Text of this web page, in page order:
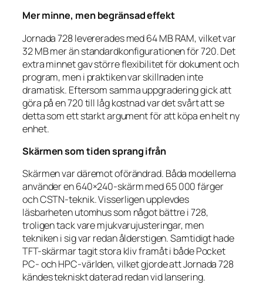
Mer minne, men begränsad effekt
Jornada 728 levererades med 64 MB RAM, vilket var
32 MB mer än standardkonfigurationen för 720. Det
extra minnet gav större flexibilitet för dokument och
program, men i praktiken var skillnaden inte
dramatisk. Eftersom samma uppgradering gick att
göra på en 720 till låg kostnad var det svårt att se
detta som ett starkt argument för att köpa en helt ny
enhet.
Skärmen som tiden sprang ifrån
Skärmen var däremot oförändrad. Båda modellerna
använder en 640×240-skärm med 65 000 färger
och CSTN-teknik. Visserligen upplevdes
läsbarheten utomhus som något bättre i 728,
troligen tack vare mjukvarujusteringar, men
tekniken i sig var redan ålderstigen. Samtidigt hade
TFT-skärmar tagit stora kliv framåt i både Pocket
PC- och HPC-världen, vilket gjorde att Jornada 728
kändes tekniskt daterad redan vid lansering.